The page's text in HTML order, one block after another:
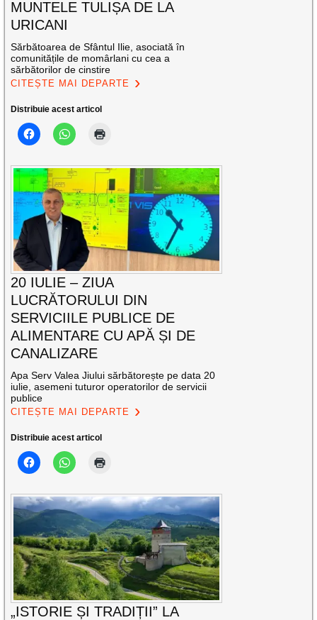
MUNTELE TULIȘA DE LA
URICANI
Sărbătoarea de Sfântul Ilie, asociată în
comunitățile de momârlani cu cea a
sărbătorilor de cinstire
CITEȘTE MAI DEPARTE
Distribuie acest articol
20 IULIE – ZIUA
LUCRĂTORULUI DIN
SERVICIILE PUBLICE DE
ALIMENTARE CU APĂ ȘI DE
CANALIZARE
Apa Serv Valea Jiului sărbătorește pe data 20
iulie, asemeni tuturor operatorilor de servicii
publice
CITEȘTE MAI DEPARTE
Distribuie acest articol
„ISTORIE ȘI TRADIȚII” LA